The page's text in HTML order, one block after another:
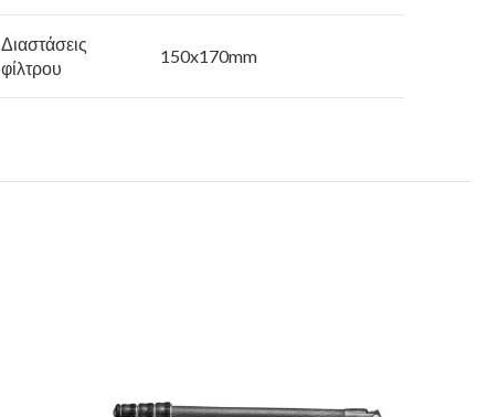
Διαστάσεις
φίλτρου
150x170mm